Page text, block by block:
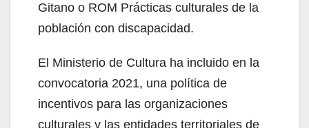
Gitano o ROM Prácticas culturales de la
población con discapacidad.
El Ministerio de Cultura ha incluido en la
convocatoria 2021, una política de
incentivos para las organizaciones
culturales y las entidades territoriales de